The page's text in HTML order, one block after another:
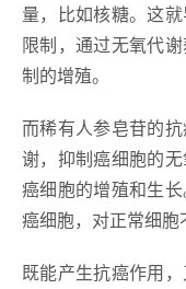
量，比如核糖。这
限制，通过无氧代
制的增殖。
而稀有人参皂苷的
谢，抑制癌细胞的
癌细胞的增殖和生
癌细胞，对正常细胞
既能产生抗癌作用